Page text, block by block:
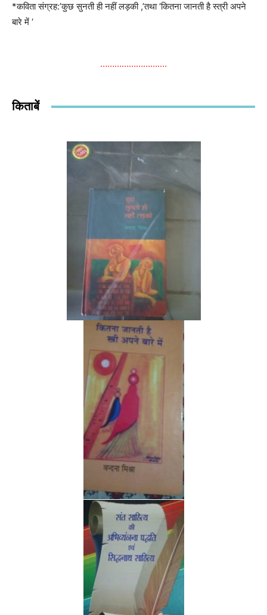
*कविता संग्रह:’कुछ सुनती ही नहीं लड़की ,’तथा ‘कितना जानती है स्त्री अपने
बारे में ‘
……………………….
किताबें